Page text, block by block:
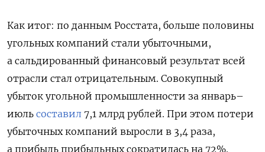
Как итог: по данным Росстата, больше половины
угольных компаний стали убыточными,
а сальдированный финансовый результат всей
отрасли стал отрицательным. Совокупный
убыток угольной промышленности за январь–
июль составил 7,1 млрд рублей. При этом потери
убыточных компаний выросли в 3,4 раза,
а прибыль прибыльных сократилась на 72%.